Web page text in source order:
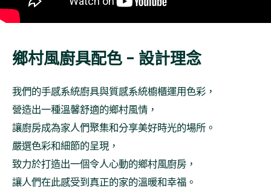
鄉村風廚具配色 - 設計理念
我們的手感系統廚具與質感系統櫥櫃運用色彩，
營造出一種溫馨舒適的鄉村風情，
讓廚房成為家人們聚集和分享美好時光的場所。
嚴選色彩和細節的呈現，
致力於打造出一個令人心動的鄉村風廚房，
讓人們在此感受到真正的家的溫暖和幸福。